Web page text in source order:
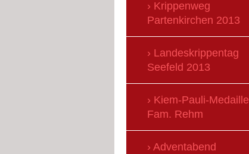
Krippenweg
Partenkirchen 2013
Landeskrippentag
Seefeld 2013
Kiem-Pauli-Medaille
Fam. Rehm
Adventabend